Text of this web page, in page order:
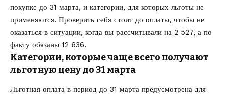
покупке до 31 марта, и категории, для которых льготы не
применяются. Проверить себя стоит до оплаты, чтобы не
оказаться в ситуации, когда вы рассчитывали на 2 527, а по
факту обязаны 12 636.
Категории, которые чаще всего получают
льготную цену до 31 марта
Льготная оплата в период до 31 марта предусмотрена для